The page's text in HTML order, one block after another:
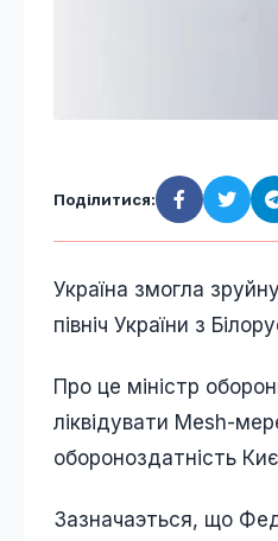
Поділитися:
Україна змогла
північ України з
Про це міністр
ліквідувати Mesh-
обороноздатність
Зазначаэться, що